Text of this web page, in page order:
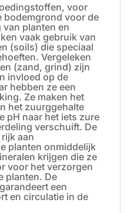
voor
bodemgrond voor de
planten en
vaak gebruik van
(soils) die speciaal
Vergeleken
(zand, grind) zijn
invloed op de
hebben ze een
Ze maken het
het zuurggehalte
pH naar het iets zure
verschuift. De
aan
planten onmiddelijk
krijgen die ze
voor het verzorgen
planten. De
een
en circulatie in de